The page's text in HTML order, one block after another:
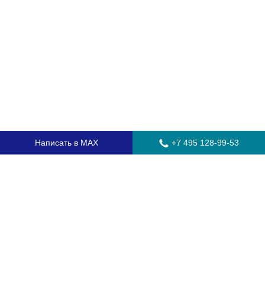
Главная
Написать в MAX +7 495 128-99-53